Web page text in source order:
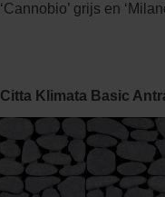
‘Cannobio’ grijs en
Citta Klimata Basic